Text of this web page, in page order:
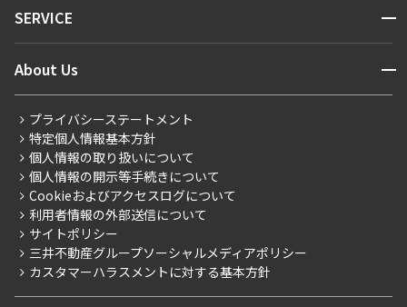
新着情報から探す
新着募集情報
こだわりから探す
こだわり一覧
プレミアムマンション
新築
当社限定（港区・渋谷区）
当社限定（港区・渋谷区以外）
三井不動産企画
マンションレポート
住まいのコラム
SERVICE 開閉
会員ページ
ご入居・提携サービス
お部屋探しからご契約まで
よくあるご質問
社宅紹介
【仲介会社様向け】当社仲介事業部取り扱い物件入居申込
About Us 開閉
会社情報
事業案内
採用情報
ニュースリリース
お問い合わせ
プライバシーステートメント
特定個人情報基本方針
個人情報の取り扱いについて
個人情報の開示等手続きについて
Cookieおよびアクセスログについて
利用者情報の外部送信について
サイトポリシー
三井不動産グループソーシャルメディアポリシー
カスタマーハラスメントに対する基本方針